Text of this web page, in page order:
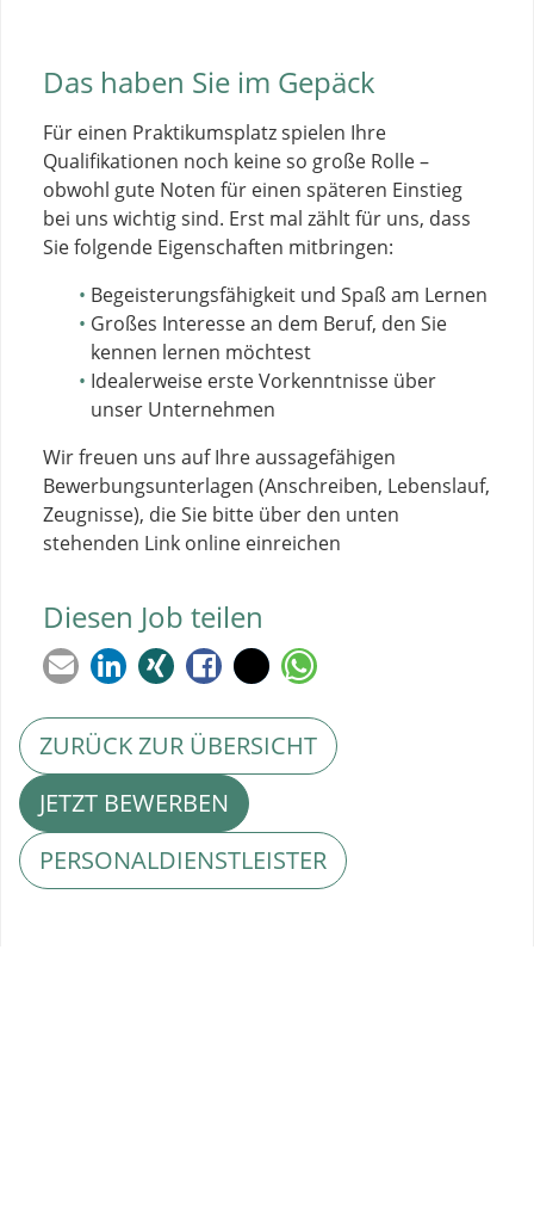
Das haben Sie im Gepäck
Für einen Praktikumsplatz spielen Ihre
Qualifikationen noch keine so große Rolle –
obwohl gute Noten für einen späteren Einstieg
bei uns wichtig sind. Erst mal zählt für uns, dass
Sie folgende Eigenschaften mitbringen:
Begeisterungsfähigkeit und Spaß am Lernen
Großes Interesse an dem Beruf, den Sie
kennen lernen möchtest
Idealerweise erste Vorkenntnisse über
unser Unternehmen
Wir freuen uns auf Ihre aussagefähigen
Bewerbungsunterlagen (Anschreiben, Lebenslauf,
Zeugnisse), die Sie bitte über den unten
stehenden Link online einreichen
Diesen Job teilen
ZURÜCK ZUR ÜBERSICHT
JETZT BEWERBEN
PERSONALDIENSTLEISTER